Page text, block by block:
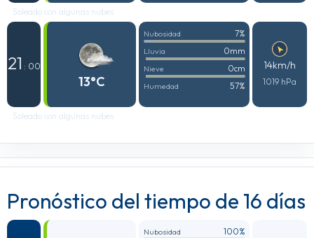
Soleado con algunas nubes
21 : 00
13°C
Nubosidad 7%
Lluvia 0mm
Nieve 0cm
Humedad 57%
14km/h
1019 hPa
Soleado con algunas nubes
Pronóstico del tiempo de 16 días
Nubosidad 100%